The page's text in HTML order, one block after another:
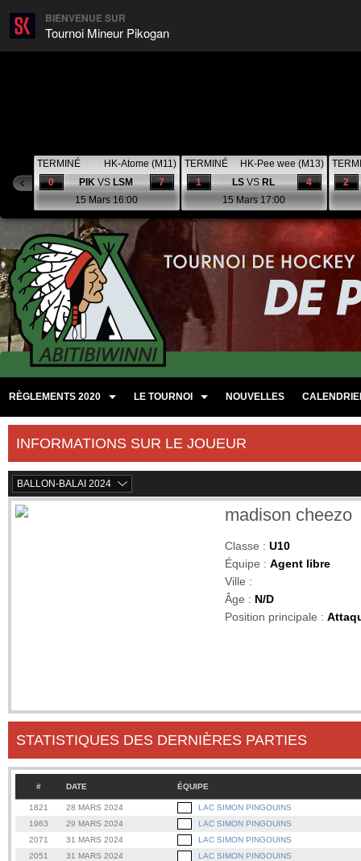
BIENVENUE SUR
Tournoi Mineur Pikogan
TERMINÉ
HK-Atome (M11)
7
0 PIKVSLSM
15 Mars 16:00
TERMINÉ
HK-Pee wee (M13)
4
1 LSVSRL
15 Mars 17:00
2
RÈGLEMENTS 2020 LE TOURNOI NOUVELLES
INFORMATIONS SUR LE JOUEUR
BALLON-BALAI 2024
madison cheezo
Classe : U10
Équipe : Agent libre
Ville :
Âge : N/D
Position principale :
STATISTIQUES DES DERNIÈRES PARTIES
# DATE ÉQUIPE
1821 28 MARS 2024
LAC SIMON PINGOUINS
1963
29 MARS 2024
LAC SIMON PINGOUINS
2071
31 MARS 2024
LAC SIMON PINGOUINS
2051
31 MARS 2024 LAC SIMON PINGOUINS